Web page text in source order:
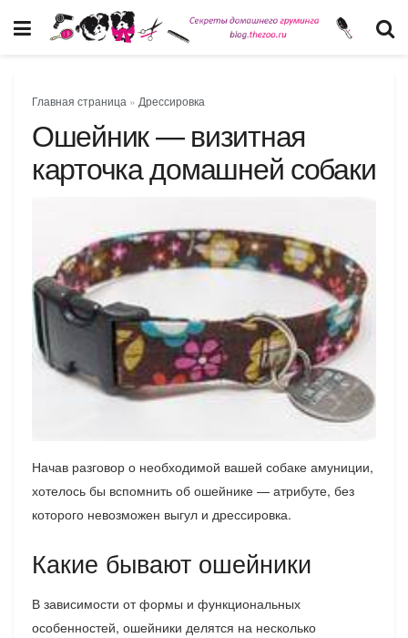
Главная страница » Дрессировка
Ошейник — визитная
карточка домашней собаки
Начав разговор о необходимой вашей собаке амуниции,
хотелось бы вспомнить об ошейнике — атрибуте, без
которого невозможен выгул и дрессировка.
Какие бывают ошейники
В зависимости от формы и функциональных
особенностей, ошейники делятся на несколько